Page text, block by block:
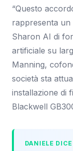
“Questo
rappresenta un
Sharon AI di
artificiale su
Manning,
società sta
installazione di
Blackwell
DANIELE DICE